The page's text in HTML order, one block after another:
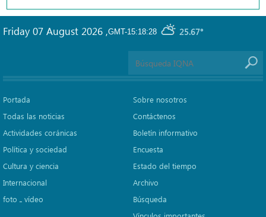
GMT-15:18:28 25.67°
Friday 07 August 2026 ,
Portada
Todas las noticias
Actividades coránicas
Política y sociedad
Cultura y ciencia
Internacional
foto ـ vídeo
Sobre nosotros
Contáctenos
Boletín informativo
Encuesta
Estado del tiempo
Archivo
Búsqueda